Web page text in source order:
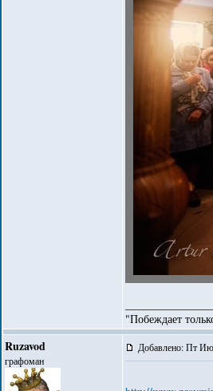
"Побеждает
Ruzavod
графоман
Добавлено: Пт